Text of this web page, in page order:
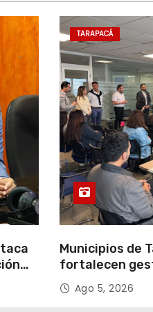
TARAPACÁ
Municipios de
fortalecen
subsidios de
jornada
Ago 5, 2026